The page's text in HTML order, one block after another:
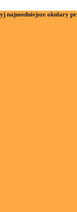
najmodniejsze okulary